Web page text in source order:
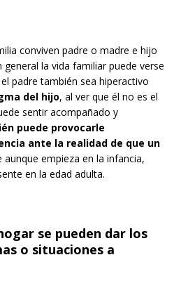
conviven padre o madre e hijo
la vida familiar puede verse
padre también sea hiperactivo
del hijo, al ver que él no es el
sentir acompañado y
puede provocarle
ante la realidad de que un
aunque empieza en la infancia,
en la edad adulta.
se pueden dar los
o situaciones a